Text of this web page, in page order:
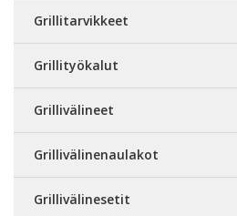
Grillitarvikkeet
Grillityökalut
Grillivälineet
Grillivälinenaulakot
Grillivälinesetit